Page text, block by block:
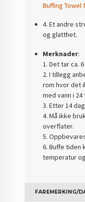
Buffing
4. Et andre
og glatthet.
Merknader:
1. Det tar ca.
2. I tillegg
rom hvor det
med vann i
3. Etter 14
4. Må ikke
overflater.
5.
6. Buffe tiden
temperatur
FAREMERKING/